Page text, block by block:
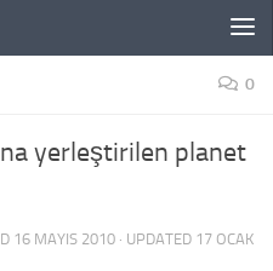
0
yerleştirilen planet
16 MAYIS 2010 · UPDATED 17 OCAK